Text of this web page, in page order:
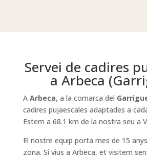
Servei de cadires
a Arbeca
A Arbeca, a la comarca del
cadires pujaescales adaptades a
Estem a 68.1 km de la nostra seu a
El nostre equip porta mes de 15
zona. Si vius a Arbeca, et visitem